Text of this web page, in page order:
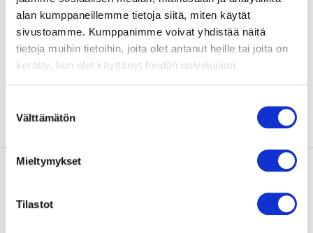
alan kumppaneillemme tietoja siitä, miten käytät
sivustoamme. Kumppanimme voivat yhdistää näitä
tietoja muihin tietoihin, joita olet antanut heille tai joita on
kerätty, kun olet käyttänyt heidän palvelujaan.
valinta
Välttämätön
Mieltymykset
Tilastot
pide